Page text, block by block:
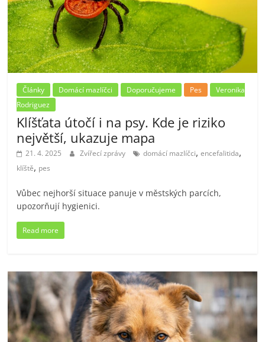
Články Domácí mazlíčci Doporučujeme Pes
Veronika
Rodriguez
Klíšťata útočí i na psy. Kde je riziko
největší, ukazuje mapa
21. 4. 2025 Zvířecí zprávy domácí mazlíčci,encefalitida,
klíště, pes
Vůbec nejhorší situace panuje v městských parcích,
upozorňují hygienici.
Read more